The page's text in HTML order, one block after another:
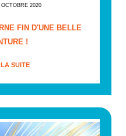
OCTOBRE 2020
FIN D'UNE BELLE
!
SUITE